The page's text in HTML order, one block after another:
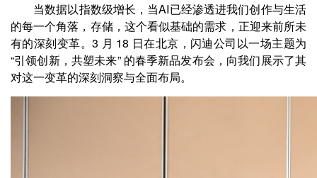
当数据以指数级增长，当AI已经渗透进我们创作与生活
的每一个角落，存储，这个看似基础的需求，正迎来前所未
有的深刻变革。3 月 18 日在北京，闪迪公司以一场主题为
“引领创新，共塑未来” 的春季新品发布会，向我们展示了其
对这一变革的深刻洞察与全面布局。